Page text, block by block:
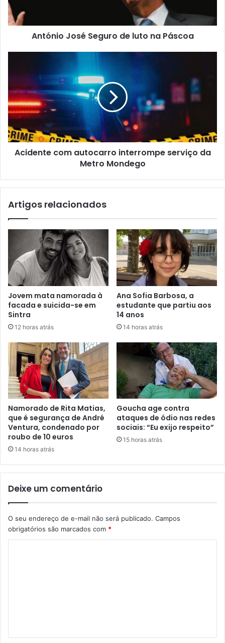
António José Seguro de luto na Páscoa
Acidente com autocarro interrompe serviço da
Metro Mondego
Artigos relacionados
Jovem mata namorada à
facada e suicida-se em
Sintra
12 horas atrás
Ana Sofia Barbosa, a
estudante que partiu aos
14 anos
14 horas atrás
Namorado de Rita Matias,
que é segurança de André
Ventura, condenado por
roubo de 10 euros
14 horas atrás
Goucha age contra
ataques de ódio nas redes
sociais: “Eu exijo respeito”
15 horas atrás
Deixe um comentário
O seu endereço de e-mail não será publicado. Campos
obrigatórios são marcados com *
á